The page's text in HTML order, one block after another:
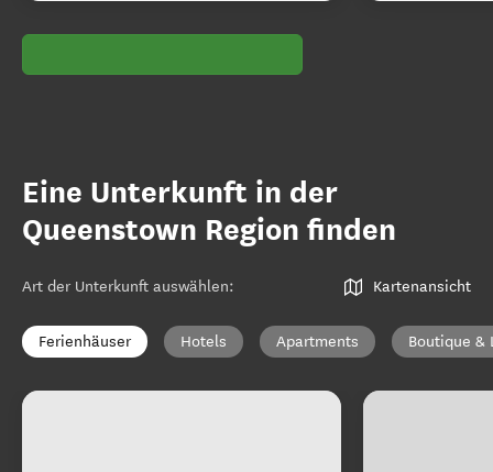
Eine Unterkunft in der
Queenstown Region finden
Art der Unterkunft auswählen: Kartenansicht
Ferienhäuser Hotels Apartments Boutique &